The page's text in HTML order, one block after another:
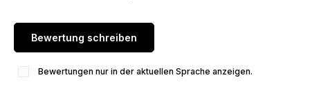
Bewertung schreiben
Bewertungen nur in der aktuellen Sprache anzeigen.